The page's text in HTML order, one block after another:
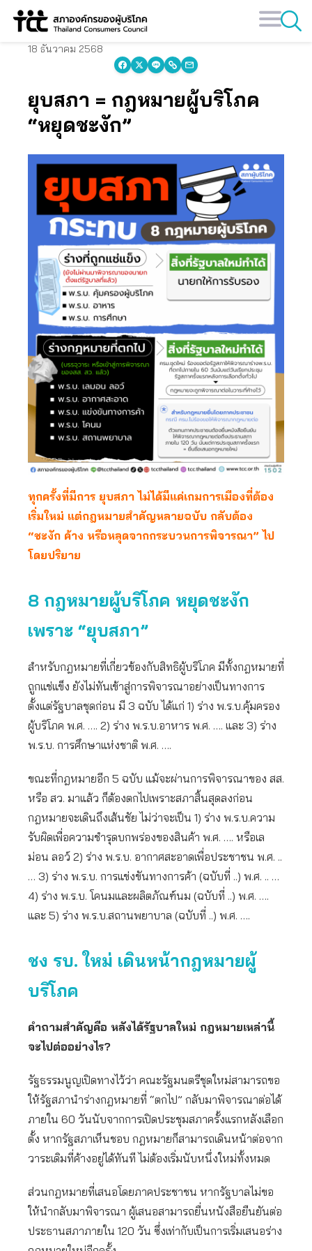
Skip
18 ธันวาคม 2568
ยุบสภา = กฎหมายผู้บริโภค
“หยุดชะงัก”
ทุกครั้งที่มีการ ยุบสภา ไม่ได้มีแค่เกมการเมืองที่ต้อง
เริ่มใหม่ แต่กฎหมายสำคัญหลายฉบับ กลับต้อง
“ชะงัก ค้าง หรือหลุดจากกระบวนการพิจารณา” ไป
โดยปริยาย
8 กฎหมายผู้บริโภค หยุดชะงัก
เพราะ “ยุบสภา”
สำหรับกฎหมายที่เกี่ยวข้องกับสิทธิผู้บริโภค มีทั้งกฎหมายที่
ถูกแช่แข็ง ยังไม่ทันเข้าสู่การพิจารณาอย่างเป็นทางการ
ตั้งแต่รัฐบาลชุดก่อน มี 3 ฉบับ ได้แก่ 1) ร่าง พ.ร.บ.คุ้มครอง
ผู้บริโภค พ.ศ. …. 2) ร่าง พ.ร.บ.อาหาร พ.ศ. …. และ 3) ร่าง
พ.ร.บ. การศึกษาแห่งชาติ พ.ศ. ….
ขณะที่กฎหมายอีก 5 ฉบับ แม้จะผ่านการพิจารณาของ สส.
หรือ สว. มาแล้ว ก็ต้องตกไปเพราะสภาสิ้นสุดลงก่อน
กฎหมายจะเดินถึงเส้นชัย ไม่ว่าจะเป็น 1) ร่าง พ.ร.บ.ความ
รับผิดเพื่อความชำรุดบกพร่องของสินค้า พ.ศ. …. หรือเล
ม่อน ลอว์ 2) ร่าง พ.ร.บ. อากาศสะอาดเพื่อประชาชน พ.ศ. ..
… 3) ร่าง พ.ร.บ. การแข่งขันทางการค้า (ฉบับที่ ..) พ.ศ. .. …
4) ร่าง พ.ร.บ. โคนมและผลิตภัณฑ์นม (ฉบับที่ ..) พ.ศ. ….
และ 5) ร่าง พ.ร.บ.สถานพยาบาล (ฉบับที่ ..) พ.ศ. ….
ชง รบ. ใหม่ เดินหน้ากฎหมายผู้
บริโภค
คำถามสำคัญคือ หลังได้รัฐบาลใหม่ กฎหมายเหล่านี้
จะไปต่ออย่างไร?
รัฐธรรมนูญเปิดทางไว้ว่า คณะรัฐมนตรีชุดใหม่สามารถขอ
ให้รัฐสภานำร่างกฎหมายที่ “ตกไป” กลับมาพิจารณาต่อได้
ภายใน 60 วันนับจากการเปิดประชุมสภาครั้งแรกหลังเลือก
ตั้ง หากรัฐสภาเห็นชอบ กฎหมายก็สามารถเดินหน้าต่อจาก
วาระเดิมที่ค้างอยู่ได้ทันที ไม่ต้องเริ่มนับหนึ่งใหม่ทั้งหมด
ส่วนกฎหมายที่เสนอโดยภาคประชาชน หากรัฐบาลไม่ขอ
ให้นำกลับมาพิจารณา ผู้เสนอสามารถยื่นหนังสือยืนยันต่อ
ประธานสภาภายใน 120 วัน ซึ่งเท่ากับเป็นการเริ่มเสนอร่าง